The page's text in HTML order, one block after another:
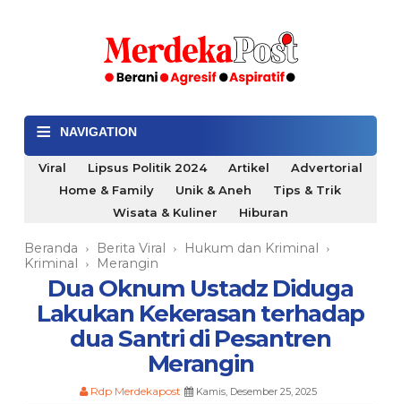
≡ NAVIGATION
Viral Lipsus Politik 2024 Artikel
Advertorial
Home & Family
Unik & Aneh
Tips & Trik
Wisata & Kuliner
Hiburan
Beranda › Berita Viral › Hukum dan Kriminal ›
Kriminal › Merangin
Dua Oknum Ustadz Diduga
Lakukan Kekerasan terhadap
dua Santri di Pesantren
Merangin
Rdp Merdekapost Kamis, Desember 25, 2025